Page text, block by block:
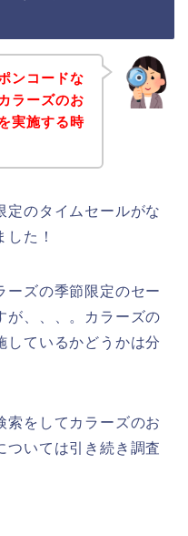
ンコードな
ラーズのお
実施する時
定のタイムセールがな
た！
ーズの季節限定のセー
が、、、。カラーズの
しているかどうかは分
索をしてカラーズのお
ついては引き続き調査